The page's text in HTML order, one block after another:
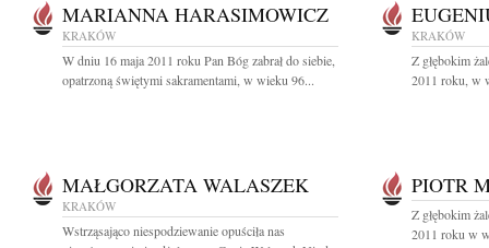
MARIANNA HARASIMOWICZ
KRAKÓW
W dniu 16 maja 2011 roku Pan Bóg zabrał do siebie,
opatrzoną świętymi sakramentami, w wieku 96...
KRAKÓW
Z głębokim
2011 roku, w
MAŁGORZATA WALASZEK
KRAKÓW
Wstrząsająco niespodziewanie opuściła nas
PIOTR
Z głębokim
2011 roku w